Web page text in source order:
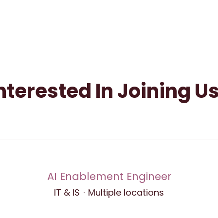
In Joining
AI Enablement Engineer
IT & IS · Multiple locations